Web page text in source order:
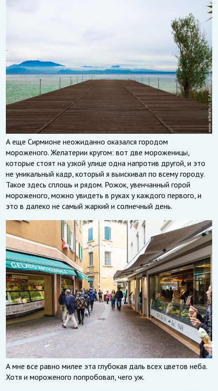
А еще Сирмионе неожиданно оказался городом
мороженого. Желатерии кругом: вот две мороженицы,
которые стоят на узкой улице одна напротив другой, и это
не уникальный кадр, который я выискивал по всему городу.
Такое здесь сплошь и рядом. Рожок, увенчанный горой
мороженого, можно увидеть в руках у каждого первого, и
это в далеко не самый жаркий и солнечный день.
А мне все равно милее эта глубокая даль всех цветов неба.
Хотя и мороженого попробовал, чего уж.